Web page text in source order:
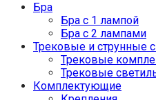
Бра
Бра с 1 лампой
Бра с 2 лампами
Трековые и струнные
Трековые
Трековые
Комплектующие